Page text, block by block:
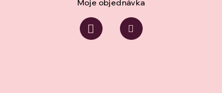
Moje objednávka